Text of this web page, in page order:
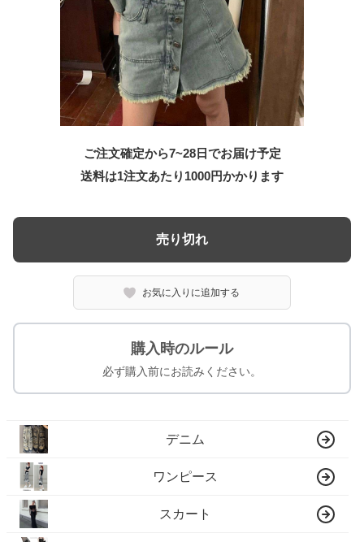
ご注文確定から7~28日でお届け予定
送料は1注文あたり 1000円かかります
売り切れ
お気に入りに追加する
購入時のルール
必ず購入前にお読みください。
デニム
ワンピース
スカート